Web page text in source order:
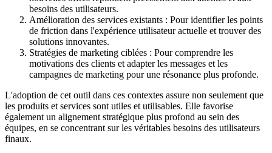
besoins des utilisateurs.
Amélioration des services existants : Pour identifier les points
de friction dans l'expérience utilisateur actuelle et trouver des
solutions innovantes.
Stratégies de marketing ciblées : Pour comprendre les
motivations des clients et adapter les messages et les
campagnes de marketing pour une résonance plus profonde.
L'adoption de cet outil dans ces contextes assure non seulement que
les produits et services sont utiles et utilisables. Elle favorise
également un alignement stratégique plus profond au sein des
équipes, en se concentrant sur les véritables besoins des utilisateurs
finaux.